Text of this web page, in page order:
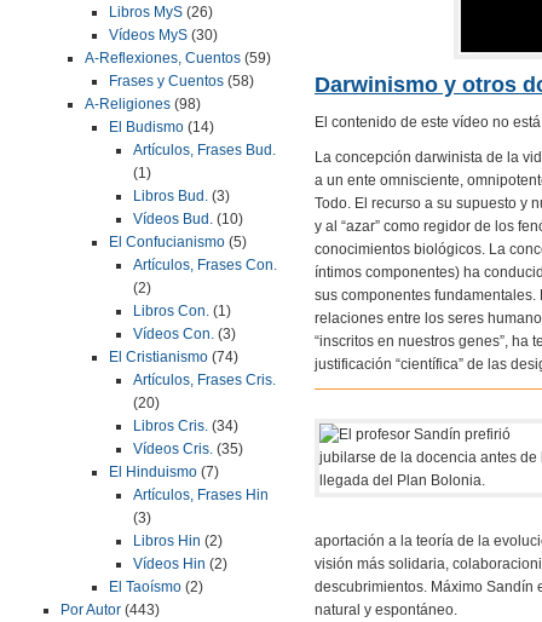
Libros MyS (26)
Vídeos MyS (30)
A-Reflexiones, Cuentos (59)
Frases y Cuentos (58)
A-Religiones (98)
El Budismo (14)
Artículos, Frases Bud.
(1)
Libros Bud. (3)
Vídeos Bud. (10)
El Confucianismo (5)
Artículos, Frases Con.
(2)
Libros Con. (1)
Vídeos Con. (3)
El Cristianismo (74)
Artículos, Frases Cris.
(20)
Libros Cris. (34)
Vídeos Cris. (35)
El Hinduismo (7)
Artículos, Frases Hin
(3)
Libros Hin (2)
Vídeos Hin (2)
El Taoísmo (2)
Por Autor (443)
Darwinismo y otros
El contenido de este vídeo no
La concepción darwinista de la
a un ente omnisciente,
Todo. El recurso a su supuesto y
y al “azar” como regidor de los
conocimientos biológicos. La
íntimos componentes) ha
sus componentes fundamentales.
relaciones entre los seres
“inscritos en nuestros genes”, ha
justificación “científica” de las
aportación a la teoría de la
visión más solidaria,
descubrimientos. Máximo Sandín
natural y espontáneo.